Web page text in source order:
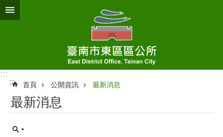
跳到主要內容區塊
:::
:::
首頁 公開資訊 最新消息
最新消息